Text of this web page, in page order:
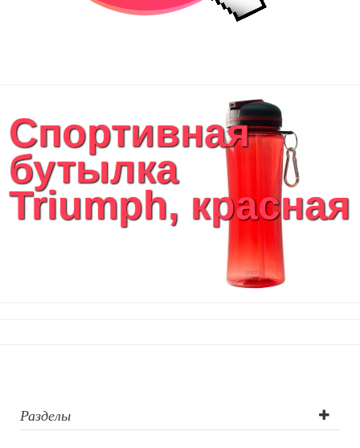
Спортивная
бутылка
Triumph, красная
Разделы